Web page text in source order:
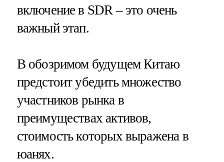
включение в SDR – это очень
важный этап.
В обозримом будущем Китаю
предстоит убедить множество
участников рынка в
преимуществах активов,
стоимость которых выражена в
юанях.